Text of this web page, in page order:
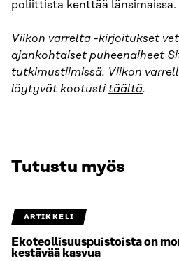
poliittista kenttää länsimaissa.
Viikon varrelta -kirjoitukset
ajankohtaiset puheenaiheet
tutkimustiimissä. Viikon
löytyvät kootusti täältä.
Tutustu myös
ARTIKKELI
Ekoteollisuuspuistoista on
kestävää kasvua